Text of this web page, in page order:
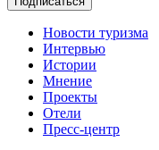
Новости туризма
Интервью
Истории
Мнение
Проекты
Отели
Пресс-центр